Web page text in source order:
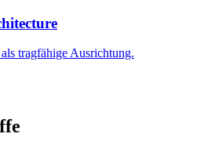
tragfähige Ausrichtung.